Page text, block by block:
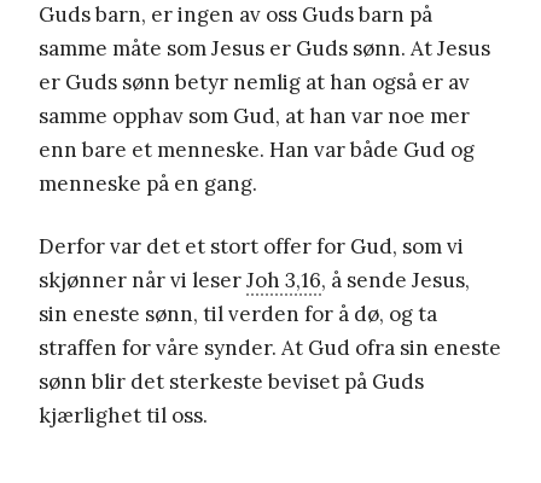
Guds barn, er ingen av oss Guds barn på
samme måte som Jesus er Guds sønn. At Jesus
er Guds sønn betyr nemlig at han også er av
samme opphav som Gud, at han var noe mer
enn bare et menneske. Han var både Gud og
menneske på en gang.
Derfor var det et stort offer for Gud, som vi
skjønner når vi leserJoh 3,16, å sende Jesus,
sin eneste sønn, til verden for å dø, og ta
straffen for våre synder. At Gud ofra sin eneste
sønn blir det sterkeste beviset på Guds
kjærlighet til oss.